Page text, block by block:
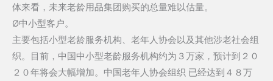
体来看，未来老龄用品集团购买的总量难以估量。
Ø中小型客户。
主要包括小型老龄服务机构、老年人协会以及其他涉老社会组
织。目前，中国中小型老龄服务机构约为３万家，预计到２０
２０年将会大幅增加。中国老年人协会组织 已经达到４８万